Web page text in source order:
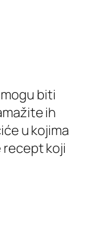
biti
ih
u kojima
recept koji